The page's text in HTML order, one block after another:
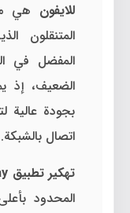
للايفون هي
المتنقلون
المفضل في
الضعيف، إذ
بجودة عالية
اتصال بالشبكة.
تهكير تطبيق Lumina Play
المحدود